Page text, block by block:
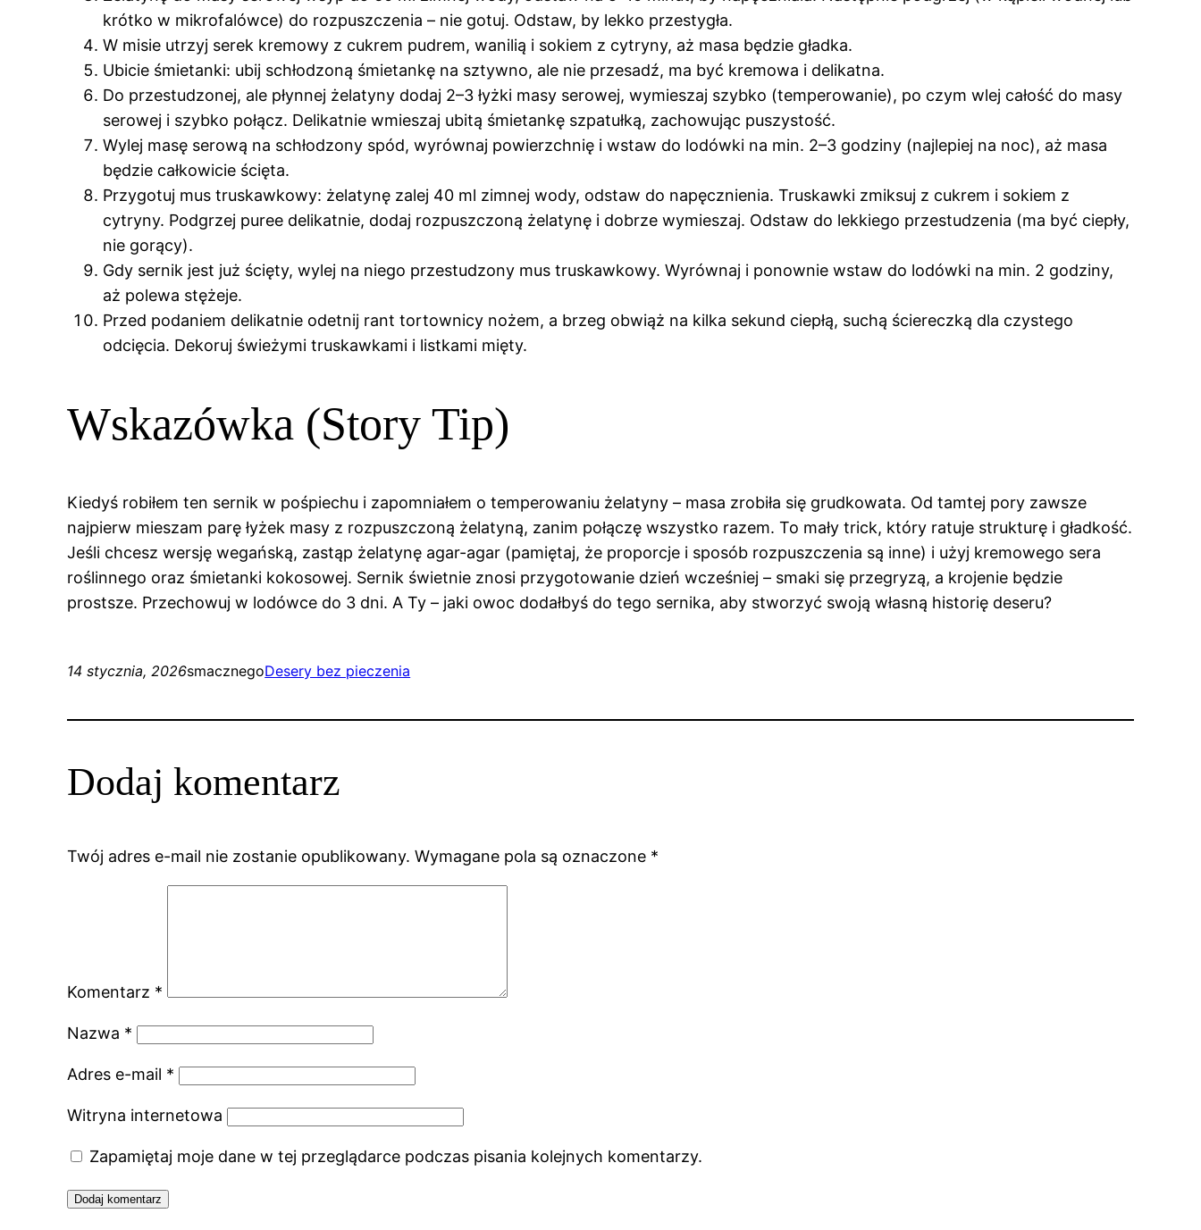
krótko w mikrofalówce) do rozpuszczenia – nie gotuj. Odstaw, by lekko przestygła.
W misie utrzyj serek kremowy z cukrem pudrem, wanilią i sokiem z cytryny, aż masa będzie gładka.
Ubicie śmietanki: ubij schłodzoną śmietankę na sztywno, ale nie przesadź, ma być kremowa i delikatna.
Do przestudzonej, ale płynnej żelatyny dodaj 2–3 łyżki masy serowej, wymieszaj szybko (temperowanie), po czym wlej całość do masy
serowej i szybko połącz. Delikatnie wmieszaj ubitą śmietankę szpatułką, zachowując puszystość.
Wylej masę serową na schłodzony spód, wyrównaj powierzchnię i wstaw do lodówki na min. 2–3 godziny (najlepiej na noc), aż masa
będzie całkowicie ścięta.
Przygotuj mus truskawkowy: żelatynę zalej 40 ml zimnej wody, odstaw do napęcznienia. Truskawki zmiksuj z cukrem i sokiem z
cytryny. Podgrzej puree delikatnie, dodaj rozpuszczoną żelatynę i dobrze wymieszaj. Odstaw do lekkiego przestudzenia (ma być ciepły,
nie gorący).
Gdy sernik jest już ścięty, wylej na niego przestudzony mus truskawkowy. Wyrównaj i ponownie wstaw do lodówki na min. 2 godziny,
aż polewa stężeje.
Przed podaniem delikatnie odetnij rant tortownicy nożem, a brzeg obwiąż na kilka sekund ciepłą, suchą ściereczką dla czystego
odcięcia. Dekoruj świeżymi truskawkami i listkami mięty.
Wskazówka (Story Tip)
Kiedyś robiłem ten sernik w pośpiechu i zapomniałem o temperowaniu żelatyny – masa zrobiła się grudkowata. Od tamtej pory zawsze
najpierw mieszam parę łyżek masy z rozpuszczoną żelatyną, zanim połączę wszystko razem. To mały trick, który ratuje strukturę i gładkość.
Jeśli chcesz wersję wegańską, zastąp żelatynę agar-agar (pamiętaj, że proporcje i sposób rozpuszczenia są inne) i użyj kremowego sera
roślinnego oraz śmietanki kokosowej. Sernik świetnie znosi przygotowanie dzień wcześniej – smaki się przegryzą, a krojenie będzie
prostsze. Przechowuj w lodówce do 3 dni. A Ty – jaki owoc dodałbyś do tego sernika, aby stworzyć swoją własną historię deseru?
14 stycznia, 2026smacznegoDesery bez pieczenia
Dodaj komentarz
Twój adres e-mail nie zostanie opublikowany. Wymagane pola są oznaczone *
Komentarz *
Nazwa *
Adres e-mail *
Witryna internetowa
Zapamiętaj moje dane w tej przeglądarce podczas pisania kolejnych komentarzy.